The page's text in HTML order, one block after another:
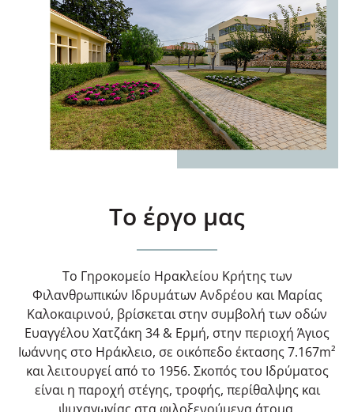
Το έργο μας
Το Γηροκομείο Ηρακλείου Κρήτης των
Φιλανθρωπικών Ιδρυμάτων Ανδρέου και Μαρίας
Καλοκαιρινού, βρίσκεται στην συμβολή των οδών
Ευαγγέλου Χατζάκη 34 & Ερμή, στην περιοχή Άγιος
Ιωάννης στο Ηράκλειο, σε οικόπεδο έκτασης 7.167m²
και λειτουργεί από το 1956. Σκοπός του Ιδρύματος
είναι η παροχή στέγης, τροφής, περίθαλψης και